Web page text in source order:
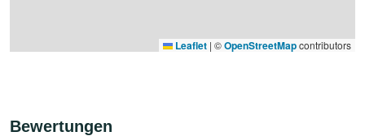
Leaflet | ©OpenStreetMapcontributors
Bewertungen